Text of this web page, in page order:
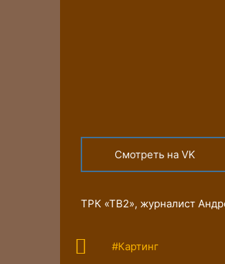
Смотреть на VK
ТРК «ТВ2», журналист
#Картинг